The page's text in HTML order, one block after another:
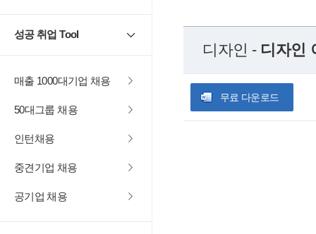
성공 취업 Tool
매출 1000대기업 채용
50대그룹 채용
인턴채용
중견기업 채용
공기업 채용
디자인 - 디자인
무료 다운로드